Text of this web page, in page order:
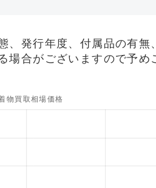
、発行年度、付属品の有無
場合がございますので予め